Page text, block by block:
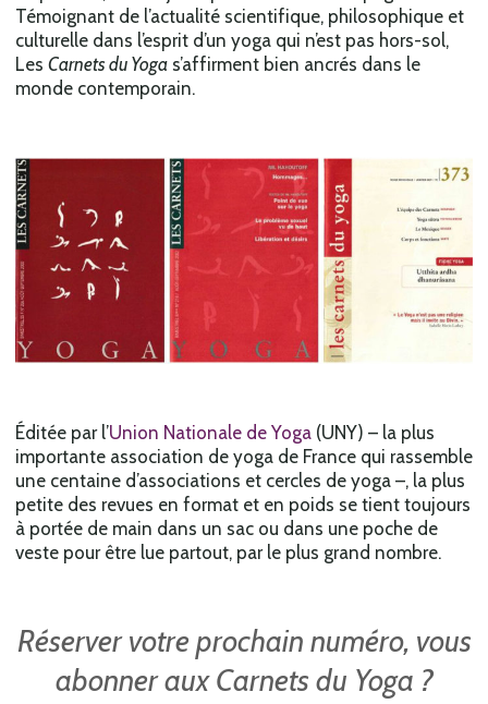
Témoignant de l’actualité scientifique, philosophique et
culturelle dans l’esprit d’un yoga qui n’est pas hors-sol,
Les Carnets du Yoga s’affirment bien ancrés dans le
monde contemporain.
Éditée par l’Union Nationale de Yoga (UNY) – la plus
importante association de yoga de France qui rassemble
une centaine d’associations et cercles de yoga –, la plus
petite des revues en format et en poids se tient toujours
à portée de main dans un sac ou dans une poche de
veste pour être lue partout, par le plus grand nombre.
Réserver votre prochain numéro, vous
abonner aux Carnets du Yoga ?